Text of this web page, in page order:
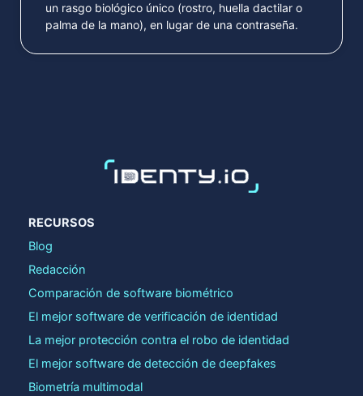
un rasgo biológico único (rostro, huella dactilar o
palma de la mano), en lugar de una contraseña.
RECURSOS
Blog
Redacción
Comparación de software biométrico
El mejor software de verificación de identidad
La mejor protección contra el robo de identidad
El mejor software de detección de deepfakes
Biometría multimodal